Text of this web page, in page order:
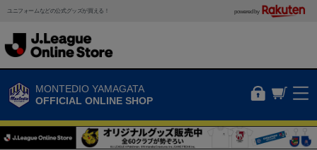
ユニフォームなどの公式グッズが買える！ powered by
MONTEDIO YAMAGATA
OFFICIAL ONLINE SHOP